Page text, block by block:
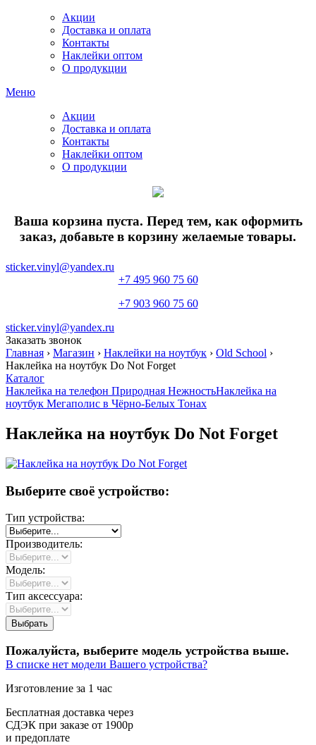
Акции
Доставка и оплата
Контакты
Наклейки оптом
О продукции
Меню
Акции
Доставка и оплата
Контакты
Наклейки оптом
О продукции
Ваша корзина пуста. Перед тем, как оформить
заказ, добавьте в корзину желаемые товары.
sticker.vinyl@yandex.ru
+7 495 960 75 60
+7 903 960 75 60
sticker.vinyl@yandex.ru
Заказать звонок
Главная › Магазин › Наклейки на ноутбук › Old School ›
Наклейка на ноутбук Do Not Forget
Каталог
Наклейка на телефон Природная НежностьНаклейка на
ноутбук Мегаполис в Чёрно-Белых Тонах
Наклейка на ноутбук Do Not Forget
Выберите своё устройство:
Тип устройства:
Производитель:
Модель:
Тип аксессуара:
Пожалуйста, выберите модель устройства выше.
В списке нет модели Вашего устройства?
Изготовление за 1 час
Бесплатная доставка через
СДЭК при заказе от 1900р
и предоплате